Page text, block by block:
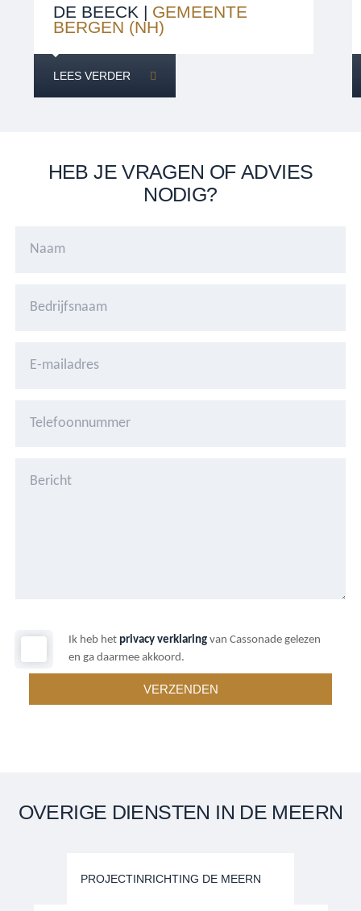
DE BEECK | GEMEENTE
BERGEN (NH)
LEES VERDER
HEB JE VRAGEN OF ADVIES
NODIG?
Ik heb het privacy verklaring van Cassonade gelezen
en ga daarmee akkoord.
OVERIGE DIENSTEN IN DE MEERN
PROJECTINRICHTING DE MEERN